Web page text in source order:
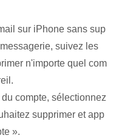
sur iPhone sans sup
suivez les
n'importe quel com
compte, sélectionnez
supprimer et app
».